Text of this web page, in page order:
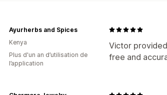
Victor
free and
Ayurherbs and Spices
Kenya
Plus d'un an d’utilisation de
l’application